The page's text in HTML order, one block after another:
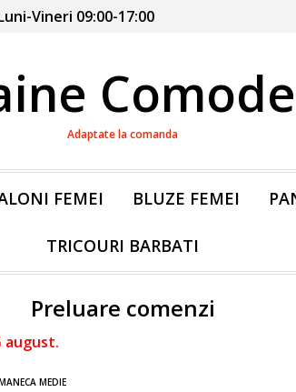
Vineri 09:00-17:00
Comode
Adaptate la comanda
FEMEI BLUZE FEMEI
TRICOURI BARBATI
Preluare comenzi
august.
MEDIE